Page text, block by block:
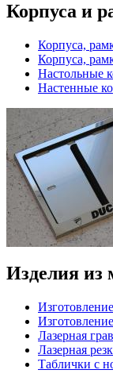
Корпуса и
Корпуса,
Корпуса,
Настольные
Настенные
Изделия из
Лазерная
Лазерная
Таблички с